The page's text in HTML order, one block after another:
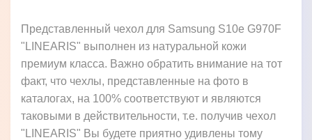
Представленный чехол для Samsung S10e G970F
"LINEARIS" выполнен из натуральной кожи
премиум класса. Важно обратить внимание на тот
факт, что чехлы, представленные на фото в
каталогах, на 100% соответствуют и являются
таковыми в действительности, т.е. получив чехол
"LINEARIS" Вы будете приятно удивлены тому